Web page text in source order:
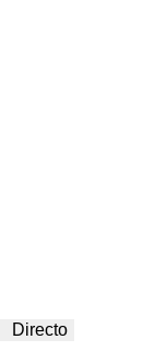
Directo